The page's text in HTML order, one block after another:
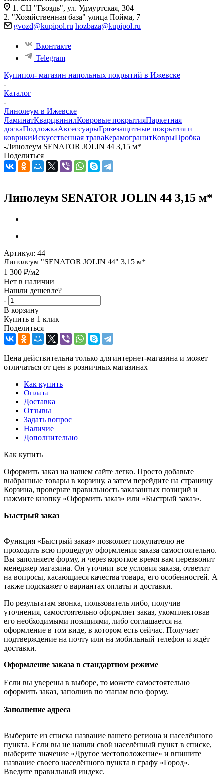
1. СЦ "Гвоздь", ул. Удмуртская, 304
2. "Хозяйственная база" улица Пойма, 7
gvozd@kupipol.ru hozbaza@kupipol.ru
Вконтакте
Telegram
Купипол- магазин напольных покрытий в Ижевске
-
Каталог
-
Линолеум в Ижевске
ЛаминатКварцвинилКовровые покрытияПаркетная
доскаПодложкаАксессуарыГрязезащитные покрытия и
коврикиИскусственная траваКерамогранитКоврыПробка
-Линолеум SENATOR JOLIN 44 3,15 м*
Поделиться
Линолеум SENATOR JOLIN 44 3,15 м*
Артикул: 44
Линолеум "SENATOR JOLIN 44" 3,15 м*
1 300 ₽/м2
Нет в наличии
Нашли дешевле?
-
+
В корзину
Купить в 1 клик
Поделиться
Цена действительна только для интернет-магазина и может
отличаться от цен в розничных магазинах
Как купить
Оплата
Доставка
Отзывы
Задать вопрос
Наличие
Дополнительно
Как купить
Оформить заказ на нашем сайте легко. Просто добавьте
выбранные товары в корзину, а затем перейдите на страницу
Корзина, проверьте правильность заказанных позиций и
нажмите кнопку «Оформить заказ» или «Быстрый заказ».
Быстрый заказ
Функция «Быстрый заказ» позволяет покупателю не
проходить всю процедуру оформления заказа самостоятельно.
Вы заполняете форму, и через короткое время вам перезвонит
менеджер магазина. Он уточнит все условия заказа, ответит
на вопросы, касающиеся качества товара, его особенностей. А
также подскажет о вариантах оплаты и доставки.
По результатам звонка, пользователь либо, получив
уточнения, самостоятельно оформляет заказ, укомплектовав
его необходимыми позициями, либо соглашается на
оформление в том виде, в котором есть сейчас. Получает
подтверждение на почту или на мобильный телефон и ждёт
доставки.
Оформление заказа в стандартном режиме
Если вы уверены в выборе, то можете самостоятельно
оформить заказ, заполнив по этапам всю форму.
Заполнение адреса
Выберите из списка название вашего региона и населённого
пункта. Если вы не нашли свой населённый пункт в списке,
выберите значение «Другое местоположение» и впишите
название своего населённого пункта в графу «Город».
Введите правильный индекс.